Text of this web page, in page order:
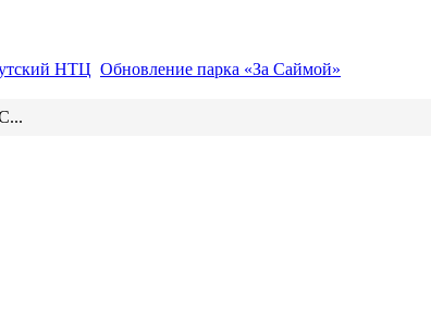
НТЦ Обновление парка «За Саймой»